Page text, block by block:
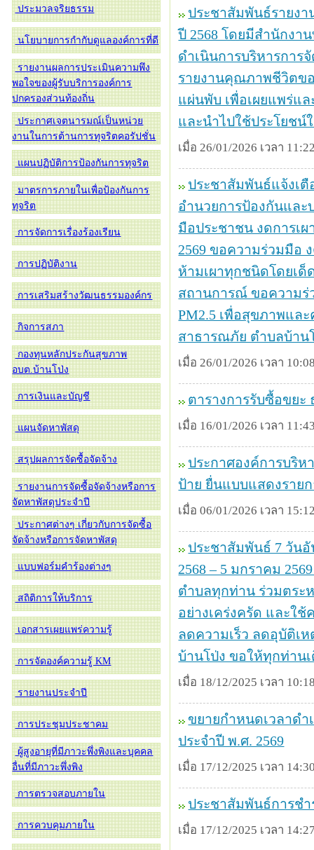
ประมวลจริยธรรม
นโยบายการกำกับดูแลองค์การที่ดี
รายงานผลการประเมินความพึง
พอใจของผู้รับบริการองค์การ
ปกครองส่วนท้องถิ่น
ประกาศเจตนารมณ์เป็นหน่วย
งานในการต้านการทุจริตคอรัปชั่น
แผนปฏิบัติการป้องกันการทุจริต
มาตรการภายในเพื่อป้องกันการ
ทุจริต
การจัดการเรื่องร้องเรียน
การปฏิบัติงาน
การเสริมสร้างวัฒนธรรมองค์กร
กิจการสภา
กองทุนหลักประกันสุขภาพ
อบต.บ้านโป่ง
การเงินและบัญชี
แผนจัดหาพัสดุ
สรุปผลการจัดซื้อจัดจ้าง
รายงานการจัดซื้อจัดจ้างหรือการ
จัดหาพัสดุประจำปี
ประกาศต่างๆ เกี่ยวกับการจัดซื้อ
จัดจ้างหรือการจัดหาพัสดุ
แบบฟอร์มคำร้องต่างๆ
สถิติการให้บริการ
เอกสารเผยแพร่ความรู้
การจัดองค์ความรู้ KM
รายงานประจำปี
การประชุมประชาคม
ผู้สูงอายุที่มีภาวะพึ่งพิงและบุคคล
อื่นที่มีภาวะพึ่งพิง
การตรวจสอบภายใน
การควบคุมภายใน
ประชาสัมพันธ์รายง
ปี 2568 โดยมีสำนักง
ดำเนินการบริหารการ
รายงานคุณภาพชีวิตข
แผ่นพับ เพื่อเผยแพร่แ
และนำไปใช้ประโยชน์
เมื่อ 26/01/2026 เวลา
ประชาสัมพันธ์แจ้งเตื
อำนวยการป้องกันและ
มือประชาชน งดการเ
2569 ขอความร่วมมือ
ห้ามเผาทุกชนิดโดยเด็
สถานการณ์ ขอความ
PM2.5 เพื่อสุขภาพแล
สาธารณภัย ตำบลบ้าน
เมื่อ 26/01/2026 เวลา
ตารางการรับซื้อขยะ
เมื่อ 16/01/2026 เวลา
ประกาศองค์การบริห
ป้าย ยื่นแบบแสดงราย
เมื่อ 06/01/2026 เวลา
ประชาสัมพันธ์ 7 วันอั
2568 – 5 มกราคม
ตำบลทุกท่าน ร่วมตระ
อย่างเคร่งครัด และใ
ลดความเร็ว ลดอุบัติเ
บ้านโป่ง ขอให้ทุกท่าน
เมื่อ 18/12/2025 เวลา
ขยายกำหนดเวลาด
ประจำปี พ.ศ. 2569
เมื่อ 17/12/2025 เวลา
ประชาสัมพันธ์การชำ
เมื่อ 17/12/2025 เวลา